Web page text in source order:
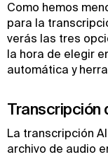
Como hemos
para la
verás las tres
la hora de elegir
automática y
Transcripción
La transcripción
archivo de audio